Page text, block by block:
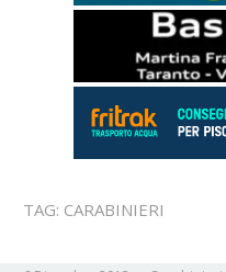
TAG: CARABINIERI